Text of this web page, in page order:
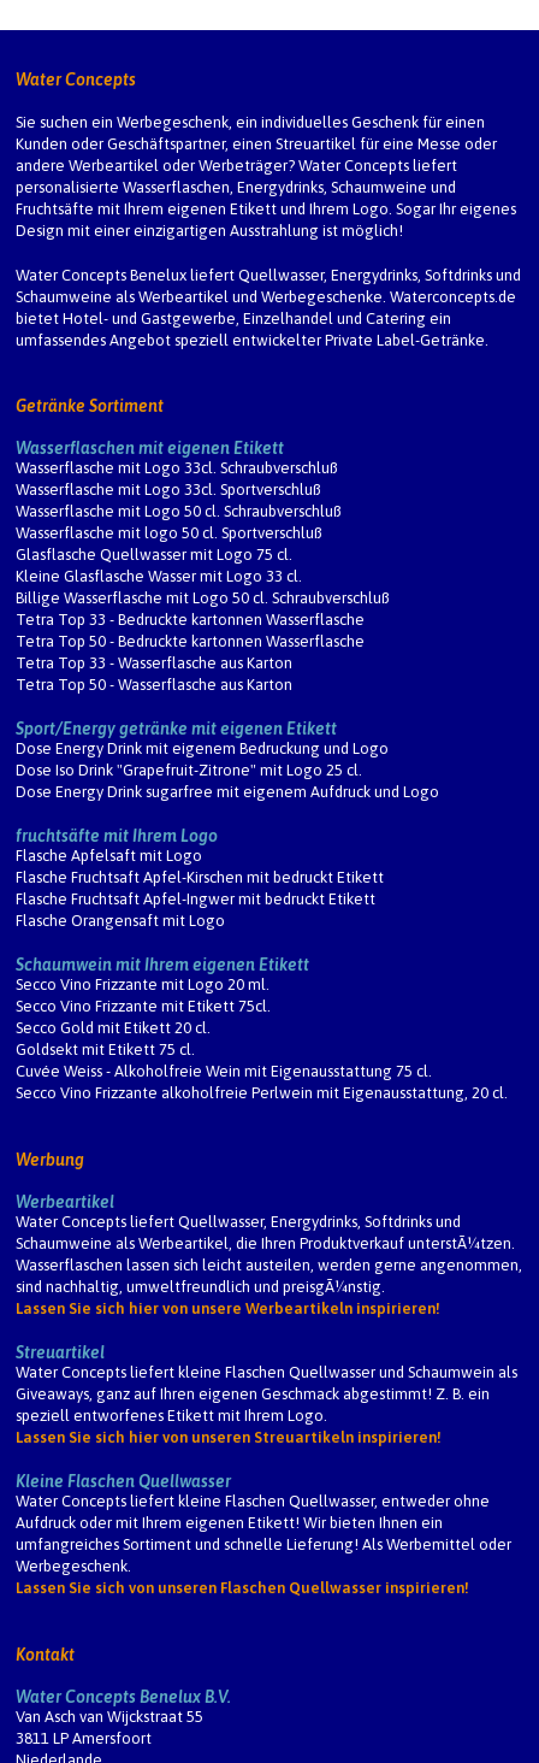
Water Concepts
Sie suchen ein Werbegeschenk, ein individuelles Geschenk für einen
Kunden oder Geschäftspartner, einen Streuartikel für eine Messe oder
andere Werbeartikel oder Werbeträger? Water Concepts liefert
personalisierte Wasserflaschen, Energydrinks, Schaumweine und
Fruchtsäfte mit Ihrem eigenen Etikett und Ihrem Logo. Sogar Ihr eigenes
Design mit einer einzigartigen Ausstrahlung ist möglich!
Water Concepts Beneluxliefert Quellwasser, Energydrinks, Softdrinks und
Schaumweine als Werbeartikel und Werbegeschenke.Waterconcepts.de
bietet Hotel- und Gastgewerbe, Einzelhandel und Catering ein
umfassendes Angebot speziell entwickelter Private Label-Getränke.
Getränke Sortiment
Wasserflaschen mit eigenen Etikett
Wasserflasche mit Logo 33cl. Schraubverschluß
Wasserflasche mit Logo 33cl. Sportverschluß
Wasserflasche mit Logo 50 cl. Schraubverschluß
Wasserflasche mit logo 50 cl. Sportverschluß
Glasflasche Quellwasser mit Logo 75 cl.
Kleine Glasflasche Wasser mit Logo 33 cl.
Billige Wasserflasche mit Logo 50 cl. Schraubverschluß
Tetra Top 33 - Bedruckte kartonnen Wasserflasche
Tetra Top 50 - Bedruckte kartonnen Wasserflasche
Tetra Top 33 - Wasserflasche aus Karton
Tetra Top 50 - Wasserflasche aus Karton
Sport/Energy getränke mit eigenen Etikett
Dose Energy Drink mit eigenem Bedruckung und Logo
Dose Iso Drink "Grapefruit-Zitrone" mit Logo 25 cl.
Dose Energy Drink sugarfree mit eigenem Aufdruck und Logo
fruchtsäfte mit Ihrem Logo
Flasche Apfelsaft mit Logo
Flasche Fruchtsaft Apfel-Kirschen mit bedruckt Etikett
Flasche Fruchtsaft Apfel-Ingwer mit bedruckt Etikett
Flasche Orangensaft mit Logo
Schaumwein mit Ihrem eigenen Etikett
Secco Vino Frizzante mit Logo 20 ml.
Secco Vino Frizzante mit Etikett 75cl.
Secco Gold mit Etikett 20 cl.
Goldsekt mit Etikett 75 cl.
Cuvée Weiss - Alkoholfreie Wein mit Eigenausstattung 75 cl.
Secco Vino Frizzante alkoholfreie Perlwein mit Eigenausstattung, 20 cl.
Werbung
Werbeartikel
Water Concepts liefert Quellwasser, Energydrinks, Softdrinks und
Schaumweine als Werbeartikel, die Ihren Produktverkauf unterstÃ¼tzen.
Wasserflaschen lassen sich leicht austeilen, werden gerne angenommen,
sind nachhaltig, umweltfreundlich und preisgÃ¼nstig.
Lassen Sie sich hier von unsere Werbeartikeln inspirieren!
Streuartikel
Water Concepts liefert kleine Flaschen Quellwasser und Schaumwein als
Giveaways, ganz auf Ihren eigenen Geschmack abgestimmt! Z. B. ein
speziell entworfenes Etikett mit Ihrem Logo.
Lassen Sie sich hier von unseren Streuartikeln inspirieren!
Kleine Flaschen Quellwasser
Water Concepts liefert kleine Flaschen Quellwasser, entweder ohne
Aufdruck oder mit Ihrem eigenen Etikett! Wir bieten Ihnen ein
umfangreiches Sortiment und schnelle Lieferung! Als Werbemittel oder
Werbegeschenk.
Lassen Sie sich von unseren Flaschen Quellwasser inspirieren!
Kontakt
Water Concepts Benelux B.V.
Van Asch van Wijckstraat 55
3811 LP Amersfoort